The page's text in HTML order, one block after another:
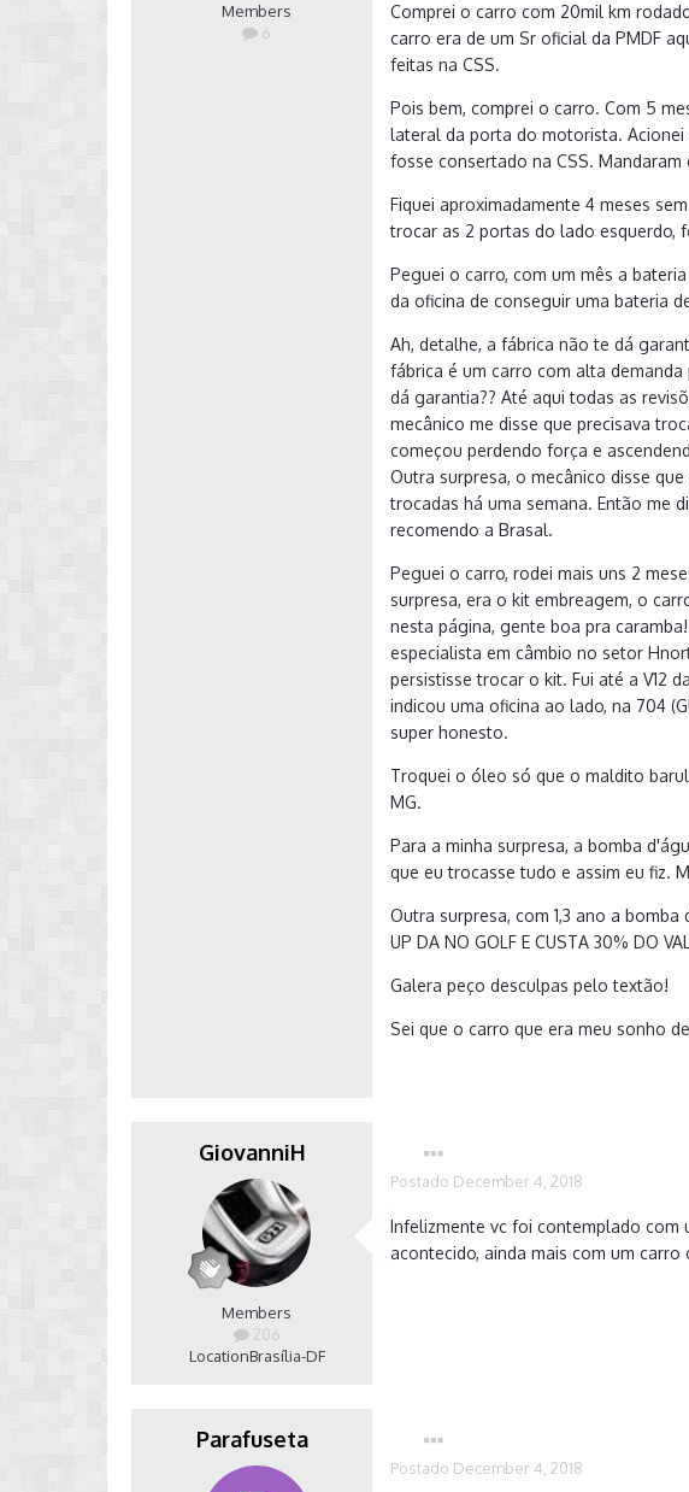
Members
6
Comprei o carro com 20mil km
carro era de um Sr oficial da PMDF
feitas na CSS.
Pois bem, comprei o carro. Com 5
lateral da porta do motorista. Acionei
fosse consertado na CSS.
Fiquei aproximadamente 4 meses
trocar as 2 portas do lado esquerdo,
Peguei o carro, com um mês a
da oficina de conseguir uma bateria
Ah, detalhe, a fábrica não te dá
fábrica é um carro com alta
dá garantia?? Até aqui todas as
mecânico me disse que precisava
começou perdendo força e
Outra surpresa, o mecânico disse
trocadas há uma semana. Então me
recomendo a Brasal.
Peguei o carro, rodei mais uns 2
surpresa, era o kit embreagem, o
nesta página, gente boa pra
especialista em câmbio no setor
persistisse trocar o kit. Fui até a V12
indicou uma oficina ao lado, na 704
super honesto.
Troquei o óleo só que o maldito
MG.
Para a minha surpresa, a bomba
que eu trocasse tudo e assim eu fiz.
Outra surpresa, com 1,3 ano a bomba
UP DA NO GOLF E CUSTA 30% DO
Galera peço desculpas pelo textão!
Sei que o carro que era meu sonho
GiovanniH
Members
206
LocationBrasília-DF
Postado December 4, 2018
Infelizmente vc foi contemplado com
acontecido, ainda mais com um
Parafuseta
Postado December 4, 2018